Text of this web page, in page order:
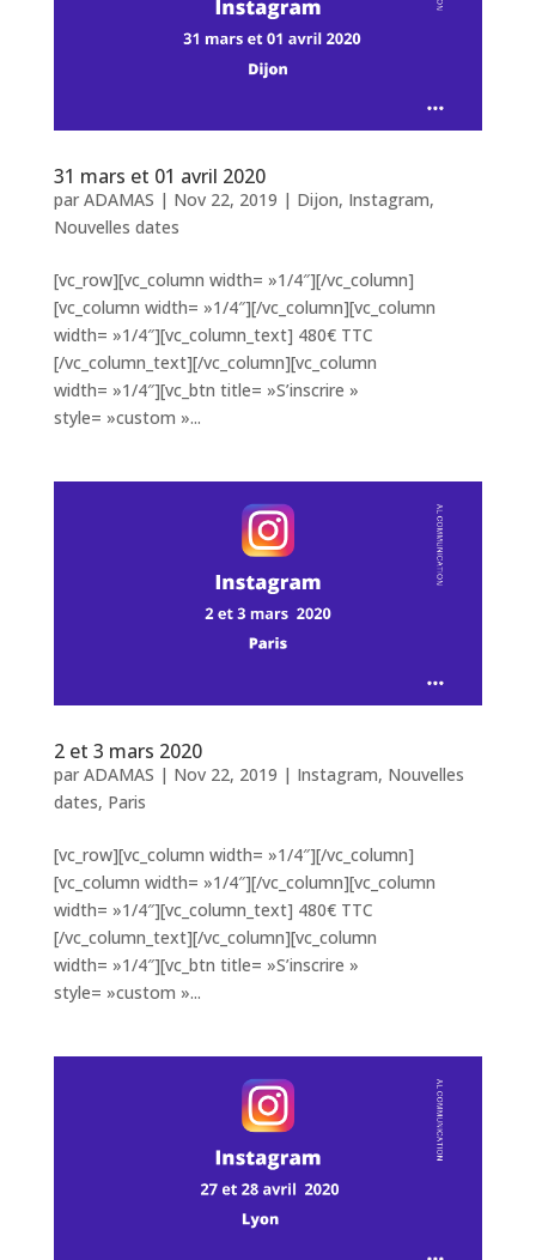
31 mars et 01 avril 2020
par ADAMAS | Nov 22, 2019 | Dijon, Instagram,
Nouvelles dates
[vc_row][vc_column width= »1/4″][/vc_column]
[vc_column width= »1/4″][/vc_column][vc_column
width= »1/4″][vc_column_text] 480€ TTC
[/vc_column_text][/vc_column][vc_column
width= »1/4″][vc_btn title= »S’inscrire »
style= »custom »...
2 et 3 mars 2020
par ADAMAS | Nov 22, 2019 | Instagram, Nouvelles
dates, Paris
[vc_row][vc_column width= »1/4″][/vc_column]
[vc_column width= »1/4″][/vc_column][vc_column
width= »1/4″][vc_column_text] 480€ TTC
[/vc_column_text][/vc_column][vc_column
width= »1/4″][vc_btn title= »S’inscrire »
style= »custom »...